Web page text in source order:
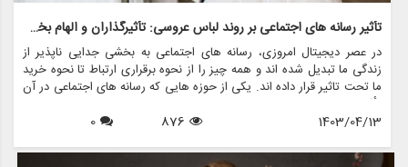
تأثیر رسانه های اجتماعی بر روند لباس عروسی: تأثیرگذاران و الهام بخشان
در عصر دیجیتال امروزی، رسانه های اجتماعی به بخشی جدایی ناپذیر از
زندگی ما تبدیل شده اند و همه چیز را از نحوه برقراری ارتباط تا نحوه خرید
ما تحت تاثیر قرار داده اند. یکی از حوزه هایی که رسانه های اجتماعی در آن
تأثیر قابل توجهی داشته است، در دنیای ترندهای لباس عروس است. با
پلتفرم هایی مانند اینستاگرام، پینترست و تیک تاک، عروس های آینده
رویایی خود برای روز بزرگ شکل می دهند.
1403/04/13
876
0